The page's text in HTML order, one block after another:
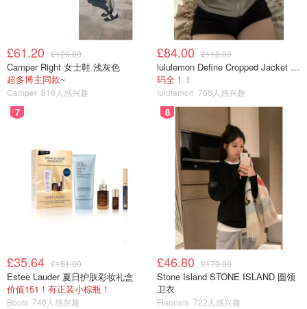
图片来自于@squaremeal ，版权属于原作者
伯克利酒店的The Berkeley PRÊT-À-PORTEA时尚下午茶
每一季都从最新时尚走秀和知名品牌的新品中提取灵感，曾
经创作出红极一时的迪奥主题下午茶。本期伯克利酒店推出
2023春夏时尚主题下午茶，包含Loewe风靡全球的连衣
裙、爱马仕流苏水桶包、致敬西太后的饼干肖像……
图片来自于@squaremeal ，版权属于原作者
£61.20 £120.00
Camper Right 女士鞋 浅灰色
超多博主同款~
Camper 818人感兴趣
£84.00 £118.00
lululemon Define Cropped Jacket Nulu 短款夹克
码全！！
lululemon 768人感兴趣
7
£35.64 £151.00
Estee Lauder 夏日护肤彩妆礼盒
价值151！有正装小棕瓶！
Boots 746人感兴趣
8
£46.80 £170.00
Stone Island STONE ISLAND 圆领
卫衣
Flannels 722人感兴趣